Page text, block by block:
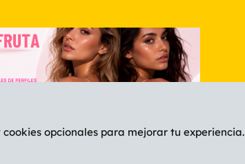
opcionales para mejorar tu experiencia.